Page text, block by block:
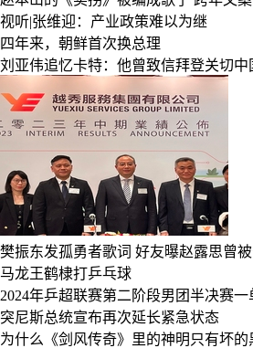
视听|张维迎：产业政策难以为继
四年来，朝鲜首次换总理
刘亚伟追忆卡特：他曾致信拜登关切
樊振东发孤勇者歌词 好友曝赵露思曾
马龙王鹤棣打乒乓球
2024年乒超联赛第二阶段男团半决赛
突尼斯总统宣布再次延长紧急状态
为什么《剑风传奇》里的神明只有坏